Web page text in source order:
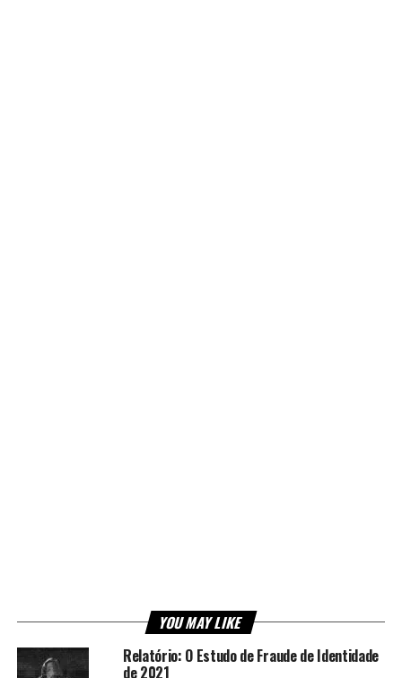
YOU MAY LIKE
Relatório: O Estudo de Fraude de Identidade
de 2021